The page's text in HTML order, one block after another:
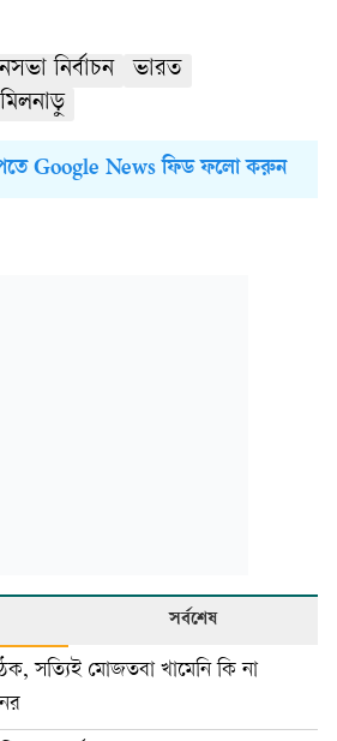
নির্বাচন
ভারত
Google News ফিড ফলো করুন
সর্বশেষ
সত্যিই মোজতবা খামেনি কি না